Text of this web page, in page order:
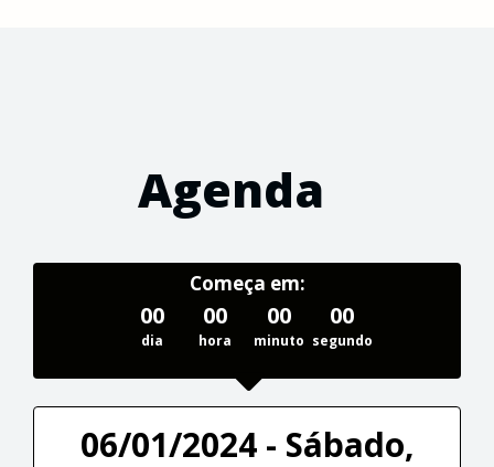
Agenda
Começa em:
00
dia
00
hora
00
minuto
00
segundo
06/01/2024 - Sábado,